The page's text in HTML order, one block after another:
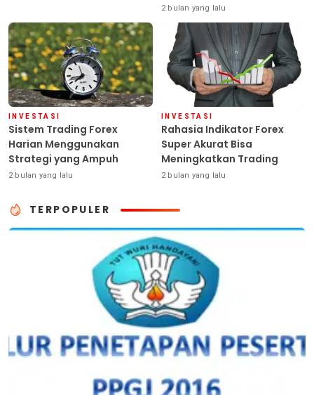
2 bulan yang lalu
INVESTASI
Sistem Trading Forex
Harian Menggunakan
Strategi yang Ampuh
2 bulan yang lalu
INVESTASI
Rahasia Indikator Forex
Super Akurat Bisa
Meningkatkan Trading
2 bulan yang lalu
TERPOPULER